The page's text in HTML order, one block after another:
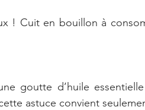
! Cuit en bouillon à
goutte d’huile
astuce convient